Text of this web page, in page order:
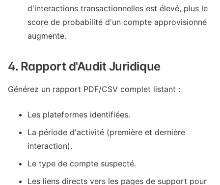
d'interactions transactionnelles est élevé, plus le
score de probabilité d'un compte approvisionné
augmente.
4. Rapport d'Audit Juridique
Générez un rapport PDF/CSV complet listant :
Les plateformes identifiées.
La période d'activité (première et dernière
interaction).
Le type de compte suspecté.
Les liens directs vers les pages de support pour